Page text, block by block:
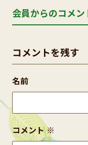
会員からのコメン
コメントを残す
コメント※
名前